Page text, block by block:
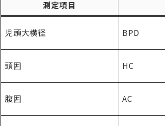
測定項目
児頭大横径 BPD
頭囲 HC
腹囲 AC